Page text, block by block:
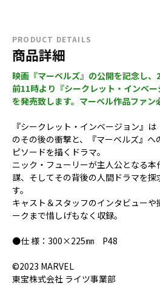
PRODUCT DETAILS
商品詳細
映画『マーベルズ』の公開を記念し
前11時より『シークレット・インベ
を発売致します。マーベル作品ファン
『シークレット・インベージョン』は
のその後の衝撃と、『マーベルズ』
ピソードを描くドラマ。
ニック・フューリーが主人公となる
謀、そしてその背後の人間ドラマを
す。
キャスト＆スタッフのインタビュー
ークまで惜しげもなく収録。
●仕 様：300×225㎜ P48
©2023 MARVEL
東宝株式会社 ライツ事業部